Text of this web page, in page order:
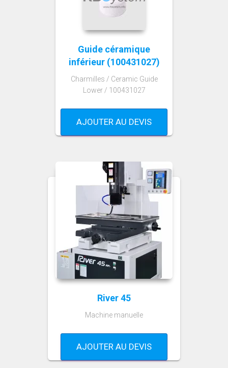
Guide céramique
inférieur (100431027)
Charmilles / Ceramic Guide
Lower / 100431027
AJOUTER AU DEVIS
River 45
Machine manuelle
AJOUTER AU DEVIS